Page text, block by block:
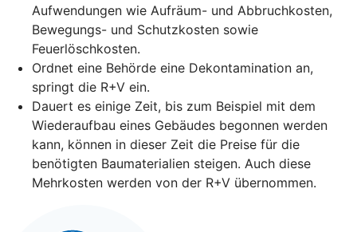
Aufwendungen wie Aufräum- und Abbruchkosten,
Bewegungs- und Schutzkosten sowie
Feuerlöschkosten.
Ordnet eine Behörde eine Dekontamination an,
springt die R+V ein.
Dauert es einige Zeit, bis zum Beispiel mit dem
Wiederaufbau eines Gebäudes begonnen werden
kann, können in dieser Zeit die Preise für die
benötigten Baumaterialien steigen. Auch diese
Mehrkosten werden von der R+V übernommen.